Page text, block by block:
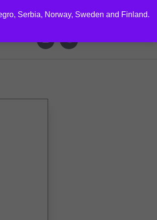
Serbia, Norway, Sweden and Finland.